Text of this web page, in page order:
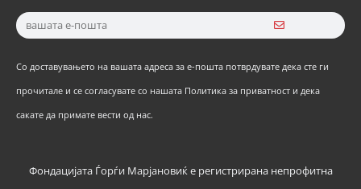
Со доставувањето на вашата адреса за е-пошта потврдувате дека сте ги
прочитале и се согласувате со нашата Политика за приватност и дека
сакате да примате вести од нас.
Фондацијата Ѓорѓи Марјановиќ е регистрирана непрофитна